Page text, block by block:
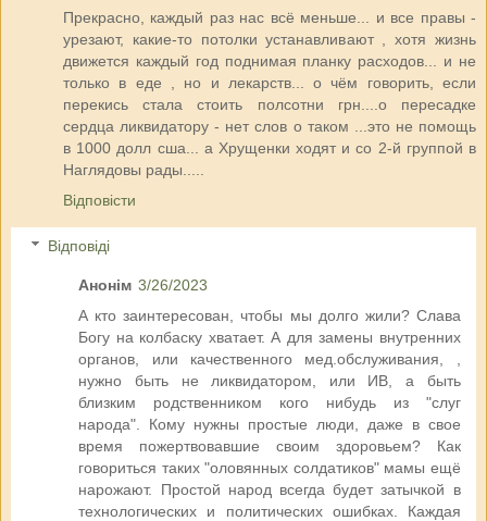
Прекрасно, каждый раз нас всё меньше... и все правы -
урезают, какие-то потолки устанавливают , хотя жизнь
движется каждый год поднимая планку расходов... и не
только в еде , но и лекарств... о чём говорить, если
перекись стала стоить полсотни грн....о пересадке
сердца ликвидатору - нет слов о таком ...это не помощь
в 1000 долл сша... а Хрущенки ходят и со 2-й группой в
Наглядовы рады.....
Відповісти
Відповіді
Анонім 3/26/2023
А кто заинтересован, чтобы мы долго жили? Слава
Богу на колбаску хватает. А для замены внутренних
органов, или качественного мед.обслуживания, ,
нужно быть не ликвидатором, или ИВ, а быть
близким родственником кого нибудь из "слуг
народа". Кому нужны простые люди, даже в свое
время пожертвовавшие своим здоровьем? Как
говориться таких "оловянных солдатиков" мамы ещё
нарожают. Простой народ всегда будет затычкой в
технологических и политических ошибках. Каждая